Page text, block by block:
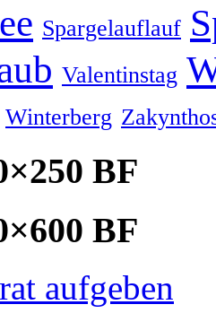
Spargelauflauf
Valentinstag
Winterberg
BF
BF
aufgeben